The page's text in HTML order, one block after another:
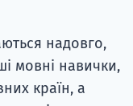
надовго,
мовні навички,
країн, а